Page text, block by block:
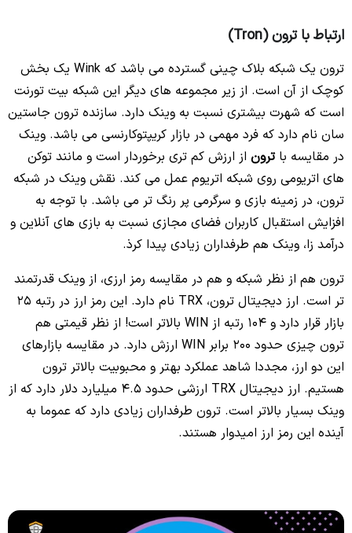
ارتباط با ترون (Tron)
ترون یک شبکه بلاک چینی گسترده می باشد که Wink یک بخش
کوچک از آن است. از زیر مجموعه های دیگر این شبکه بیت تورنت
است که شهرت بیشتری نسبت به وینک دارد. سازنده ترون جاستین
سان نام دارد که فرد مهمی در بازار کریپتوکارنسی می باشد. وینک
در مقایسه باترون از ارزش کم تری برخوردار است و مانند توکن
های اتریومی روی شبکه اتریوم عمل می کند. نقش وینک در شبکه
ترون، در زمینه بازی و سرگرمی پر رنگ تر می باشد. با توجه به
افزایش استقبال کاربران فضای مجازی نسبت به بازی های آنلاین و
درآمد زا، وینک هم طرفداران زیادی پیدا کرذ.
ترون هم از نظر شبکه و هم در مقایسه رمز ارزی، از وینک قدرتمند
تر است. ارز دیجیتال ترون، TRX نام دارد. این رمز ارز در رتبه 25
بازار قرار دارد و 104 رتبه از WIN بالاتر است! از نظر قیمتی هم
ترون چیزی حدود 200 برابر WIN ارزش دارد. در مقایسه بازارهای
این دو ارز، مجددا شاهد عملکرد بهتر و محبوبیت بالاتر ترون
هستیم. ارز دیجیتال TRX ارزشی حدود 4.5 میلیارد دلار دارد که از
وینک بسیار بالاتر است. ترون طرفداران زیادی دارد که عموما به
آینده این رمز ارز امیدوار هستند.